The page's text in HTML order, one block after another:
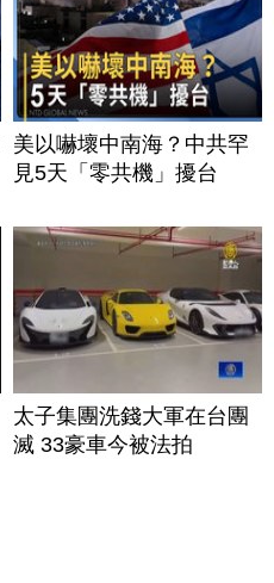
美以嚇壞中南海？中共罕
見5天「零共機」擾台
太子集團洗錢大軍在台團
滅 33豪車今被法拍